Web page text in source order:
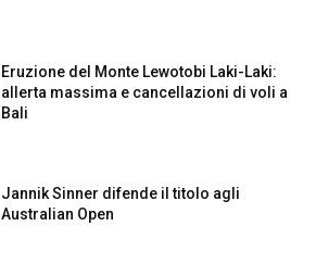
Eruzione del Monte Lewotobi Laki-Laki:
allerta massima e cancellazioni di voli a
Bali
Jannik Sinner difende il titolo agli
Australian Open